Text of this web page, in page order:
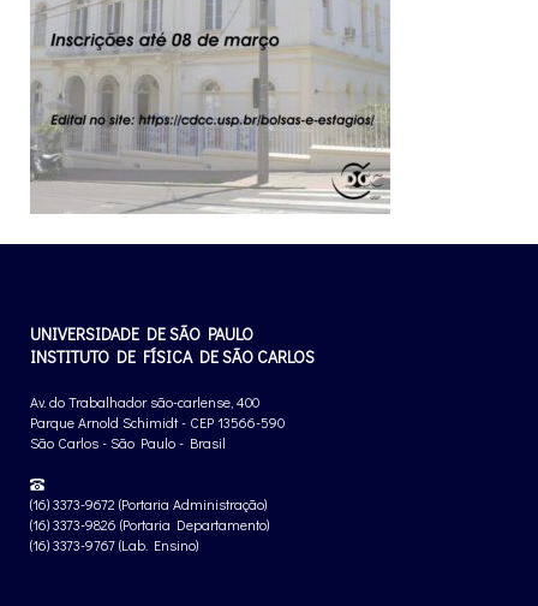
UNIVERSIDADE DE SÃO PAULO
INSTITUTO DE FÍSICA DE SÃO CARLOS
Av. do Trabalhador são-carlense, 400
Parque Arnold Schimidt - CEP 13566-590
São Carlos - São Paulo - Brasil
(16) 3373-9672 (Portaria Administração)
(16) 3373-9826 (Portaria Departamento)
(16) 3373-9767 (Lab. Ensino)